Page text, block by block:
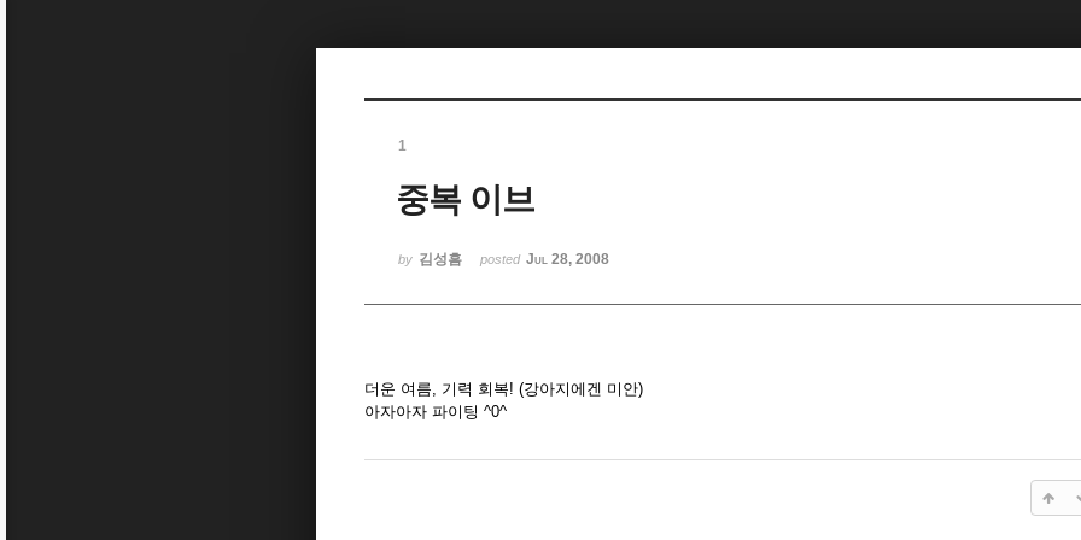
1
중복 이브
by 김성흠 posted Jul 28, 2008
더운 여름, 기력 회복! (강아지에겐 미안)
아자아자 파이팅 ^0^
Sketchbook5, 스케치북5
Sketchbook5, 스케치북5